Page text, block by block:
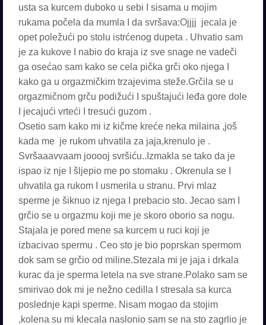
usta sa kurcem duboko u sebi I sisama u mojim
rukama počela da mumla I da svršava:Ojjjj jecala je
opet poležući po stolu istrćenog dupeta . Uhvatio sam
je za kukove I nabio do kraja iz sve snage ne vadeči
ga osećao sam kako se cela pička grči oko njega I
kako ga u orgazmičkim trzajevima steže.Grčila se u
orgazmičnom grču podižući I spuštajući leđa gore dole
I jecajući vrteći I tresući guzom .
Osetio sam kako mi iz kičme kreće neka milaina ,još
kada me je rukom uhvatila za jaja,krenulo je .
Svršaaavvaam jooooj svršiću..Izmakla se tako da je
ispao iz nje I šljepio me po stomaku . Okrenula se I
uhvatila ga rukom I usmerila u stranu. Prvi mlaz
sperme je šiknuo iz njega I prebacio sto. Jecao sam I
grčio se u orgazmu koji me je skoro oborio sa nogu.
Stajala je pored mene sa kurcem u ruci koji je
izbacivao spermu . Ceo sto je bio poprskan spermom
dok sam se grčio od miline.Stezala mi je jaja i drkala
kurac da je sperma letela na sve strane.Polako sam se
smirivao dok mi je nežno cedilla I stresala sa kurca
poslednje kapi sperme. Nisam mogao da stojim
,kolena su mi klecala naslonio sam se na sto zagrlio je